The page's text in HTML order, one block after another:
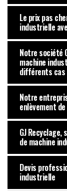
Le prix pas
industrielle
Notre société
machine
différents cas
Notre
enlèvement
GJ
de machine
Devis
industrielle